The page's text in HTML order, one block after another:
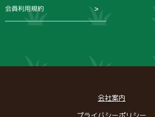
会員利用規約
会社案内
プライバシーポリシー